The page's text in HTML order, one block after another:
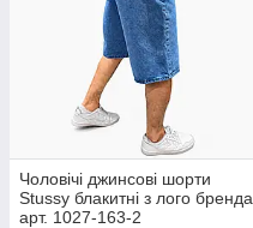
Чоловічі джинсові шорти
Stussy блакитні з лого бренда
арт. 1027-163-2